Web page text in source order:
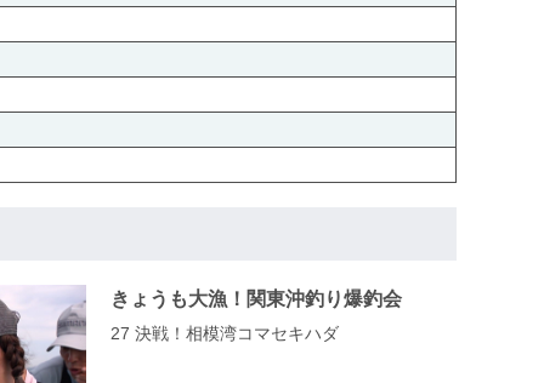
きょうも大漁！関東沖釣り爆釣会
27 決戦！相模湾コマセキハダ